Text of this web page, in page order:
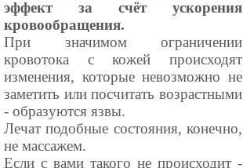
эффект за счёт ускорения
кровообращения.⠀
При значимом ограничении
кровотока с кожей происходят
изменения, которые невозможно не
заметить или посчитать возрастными
- образуются язвы.
Лечат подобные состояния, конечно,
не массажем.
Если с вами такого не происходит -